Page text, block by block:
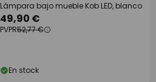
Lámpara bajo mueble Kob LED, blanco
49,90 €
PVPR52,77 €
En stock